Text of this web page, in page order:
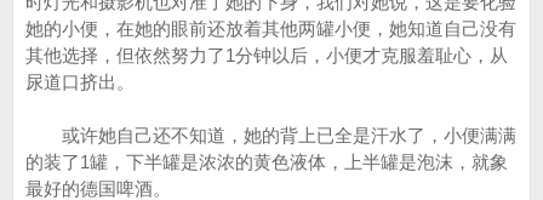
她的小便，在她的眼前还放着其他两罐小便，她知道自己没有
其他选择，但依然努力了1分钟以后，小便才克服羞耻心，从
尿道口挤出。
或许她自己还不知道，她的背上已全是汗水了，小便满满
的装了1罐，下半罐是浓浓的黄色液体，上半罐是泡沫，就象
最好的德国啤酒。